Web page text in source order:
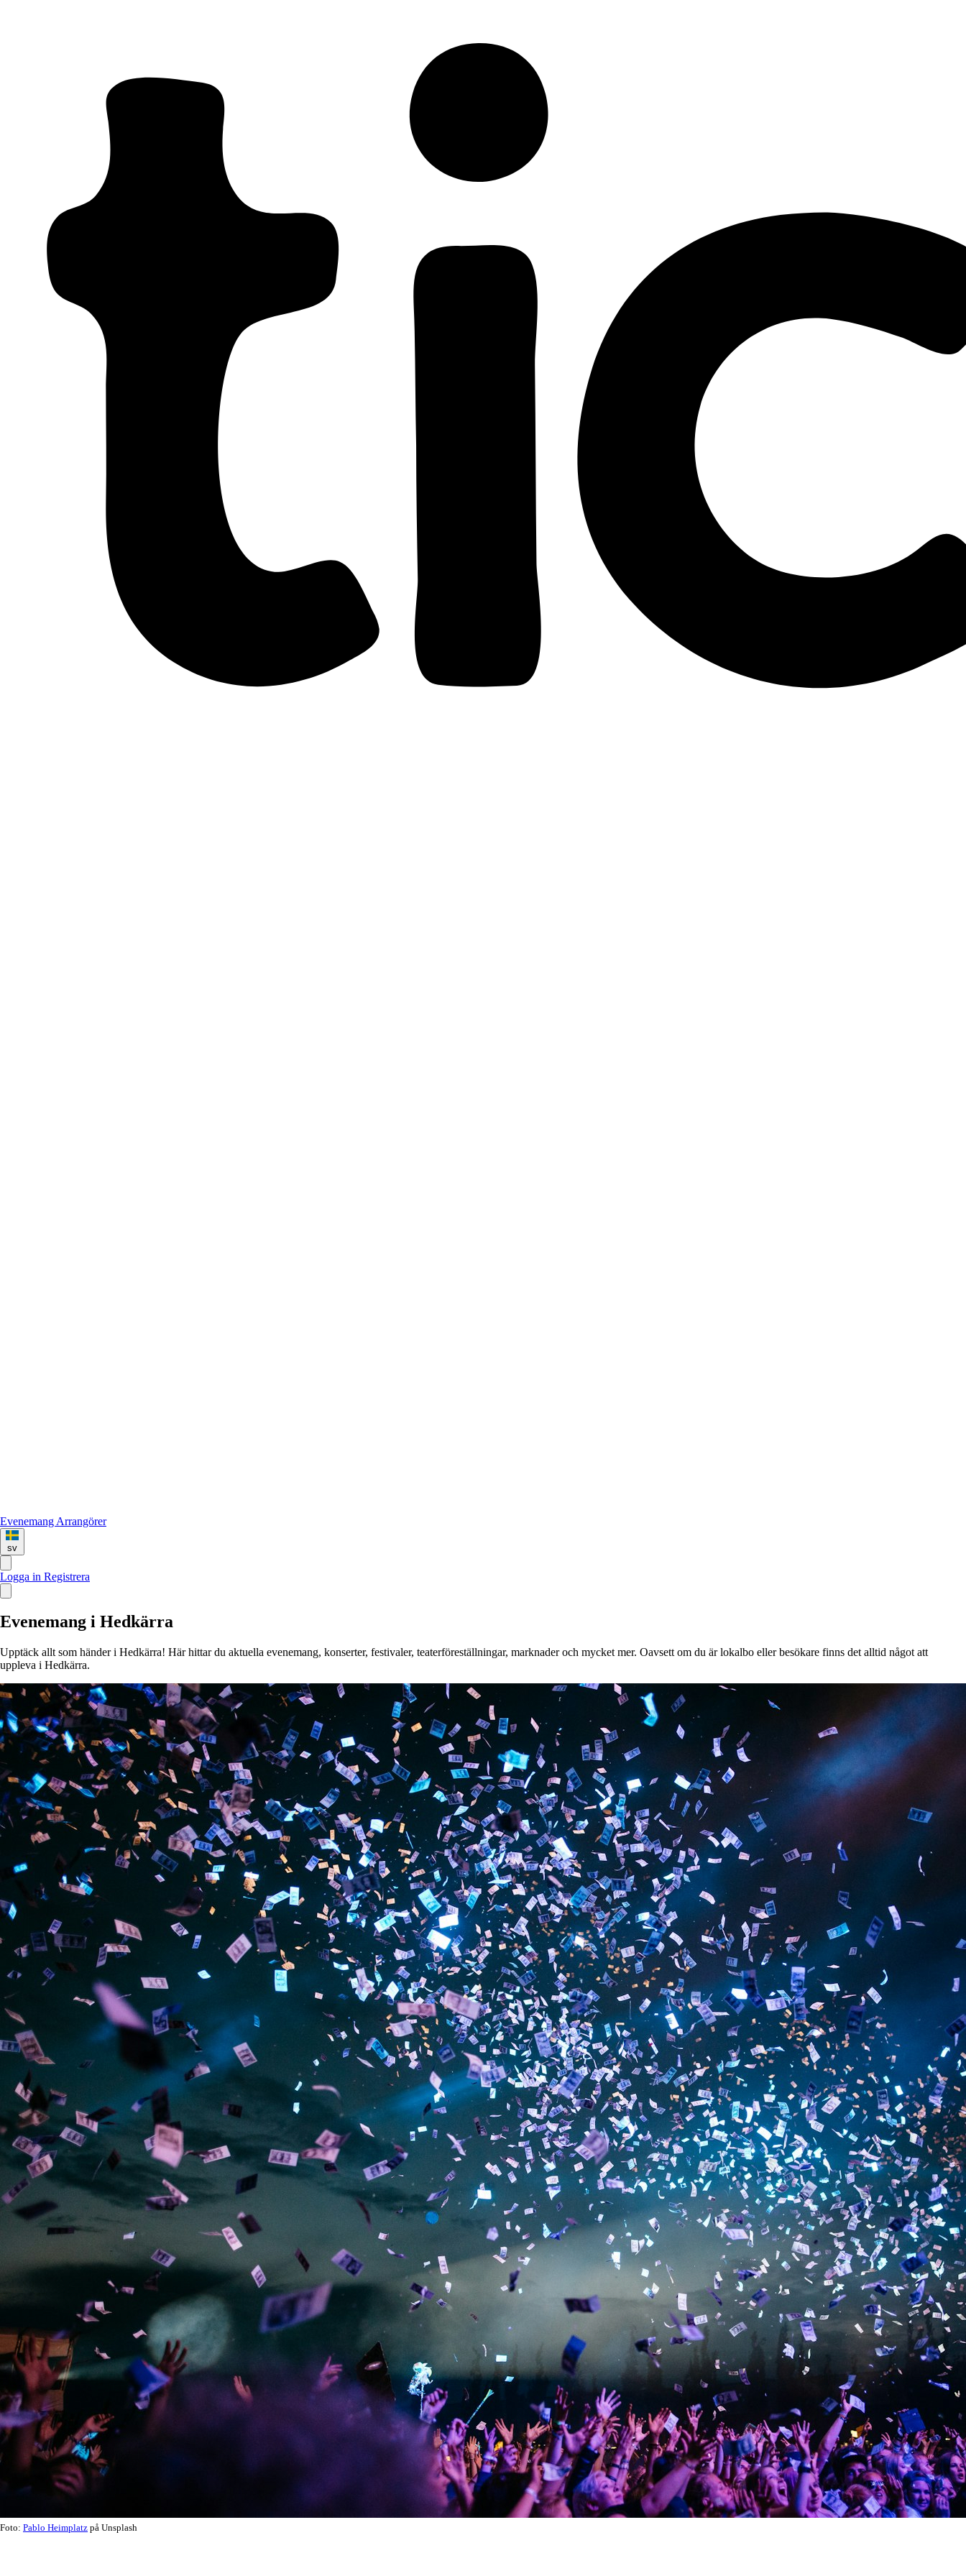
Evenemang Arrangörer
sv
Logga in Registrera
Evenemang i Hedkärra
Upptäck allt som händer i Hedkärra! Här hittar du aktuella evenemang, konserter, festivaler, teaterföreställningar, marknader och mycket mer. Oavsett om du är lokalbo eller besökare finns det alltid något att
uppleva i Hedkärra.
Foto: Pablo Heimplatz på Unsplash